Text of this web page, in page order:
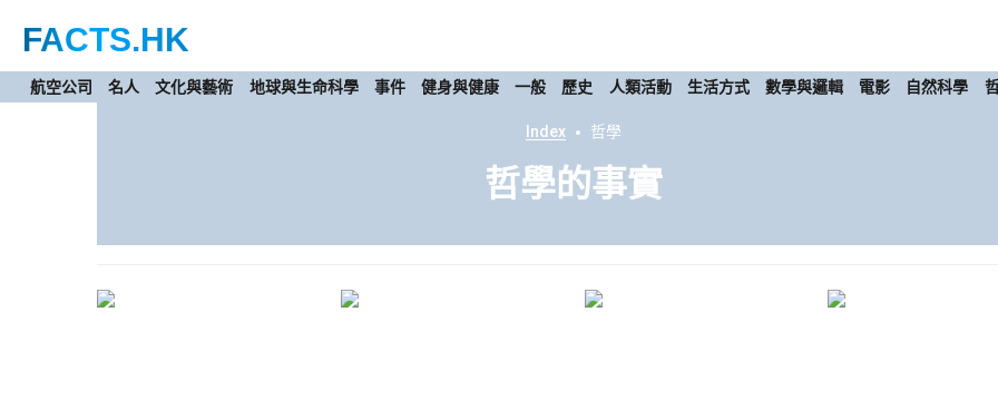
FACTS.HK
航空公司 名人 文化與藝術 地球與生命科學 事件 健身與健康 一般 歷史 人類活動 生活方式 數學與邏輯 電影 自然科學
Index 哲學
哲學的事實